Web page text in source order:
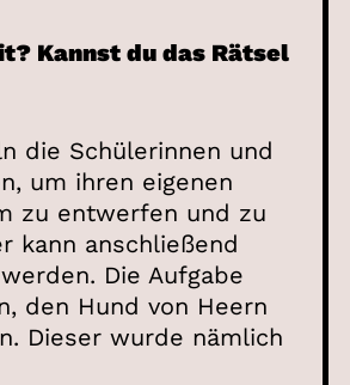
Kannst du das Rätsel
die Schülerinnen und
um ihren eigenen
zu entwerfen und zu
kann anschließend
Die Aufgabe
den Hund von Heern
Dieser wurde nämlich